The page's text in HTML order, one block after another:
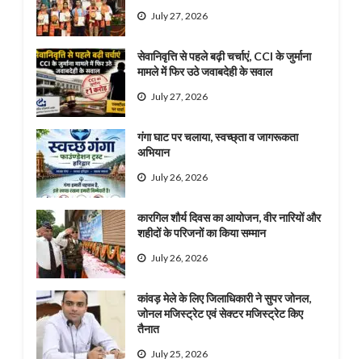
July 27, 2026
सेवानिवृत्ति से पहले बढ़ी चर्चाएं, CCI के जुर्माना
मामले में फिर उठे जवाबदेही के सवाल
July 27, 2026
गंगा घाट पर चलाया, स्वच्छ्ता व जागरूकता
अभियान
July 26, 2026
कारगिल शौर्य दिवस का आयोजन, वीर नारियों और
शहीदों के परिजनों का किया सम्मान
July 26, 2026
कांवड़ मेले के लिए जिलाधिकारी ने सुपर जोनल,
जोनल मजिस्ट्रेट एवं सेक्टर मजिस्ट्रेट किए
तैनात
July 25, 2026